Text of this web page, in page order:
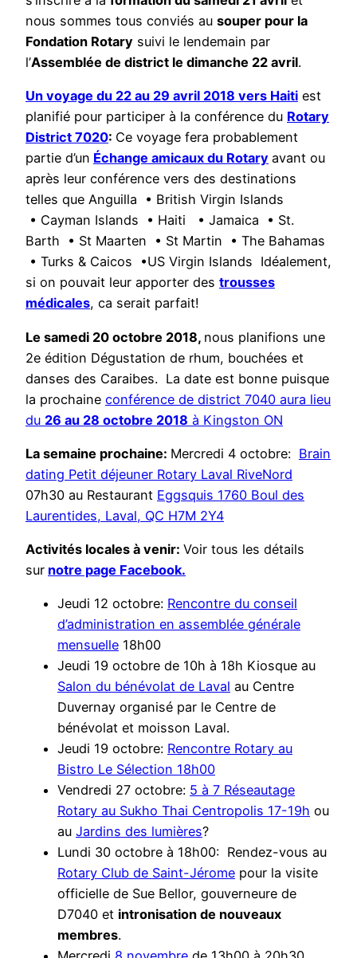
nous sommes tous conviés au souper pour la
Fondation Rotary suivi le lendemain par
l’Assemblée de district le dimanche 22 avril.
Un voyage du 22 au 29 avril 2018 vers Haiti est
planifié pour participer à la conférence du Rotary
District 7020: Ce voyage fera probablement
partie d’un Échange amicaux du Rotary avant ou
après leur conférence vers des destinations
telles que Anguilla • British Virgin Islands
• Cayman Islands • Haiti • Jamaica • St.
Barth • St Maarten • St Martin • The Bahamas
• Turks & Caicos •US Virgin Islands Idéalement,
si on pouvait leur apporter des trousses
médicales, ca serait parfait!
Le samedi 20 octobre 2018, nous planifions une
2e édition Dégustation de rhum, bouchées et
danses des Caraibes. La date est bonne puisque
la prochaine conférence de district 7040 aura lieu
du 26 au 28 octobre 2018 à Kingston ON
La semaine prochaine: Mercredi 4 octobre: Brain
dating Petit déjeuner Rotary Laval RiveNord
07h30 au Restaurant Eggsquis 1760 Boul des
Laurentides, Laval, QC H7M 2Y4
Activités locales à venir: Voir tous les détails
sur notre page Facebook.
Jeudi 12 octobre: Rencontre du conseil
d’administration en assemblée générale
mensuelle 18h00
Jeudi 19 octobre de 10h à 18h Kiosque au
Salon du bénévolat de Laval au Centre
Duvernay organisé par le Centre de
bénévolat et moisson Laval.
Jeudi 19 octobre: Rencontre Rotary au
Bistro Le Sélection 18h00
Vendredi 27 octobre: 5 à 7 Réseautage
Rotary au Sukho Thai Centropolis 17-19h ou
au Jardins des lumières?
Lundi 30 octobre à 18h00: Rendez-vous au
Rotary Club de Saint-Jérome pour la visite
officielle de Sue Bellor, gouverneure de
D7040 et intronisation de nouveaux
membres.